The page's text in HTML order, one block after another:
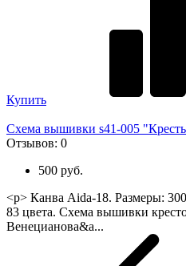
Купить
Схема вышивки s41-005
Отзывов: 0
500 руб.
<p> Канва Aida-18. Размеры:
83 цвета. Схема вышивки
Венецианова&a...